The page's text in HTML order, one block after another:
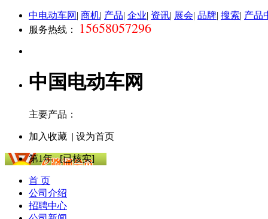
中电动车网 | 商机| 产品| 企业| 资讯| 展会| 品牌| 搜索| 产品
服务热线：
15658057296
中国电动车网
主要产品：
加入收藏 | 设为首页
第1年 [已核实]
首 页
公司介绍
招聘中心